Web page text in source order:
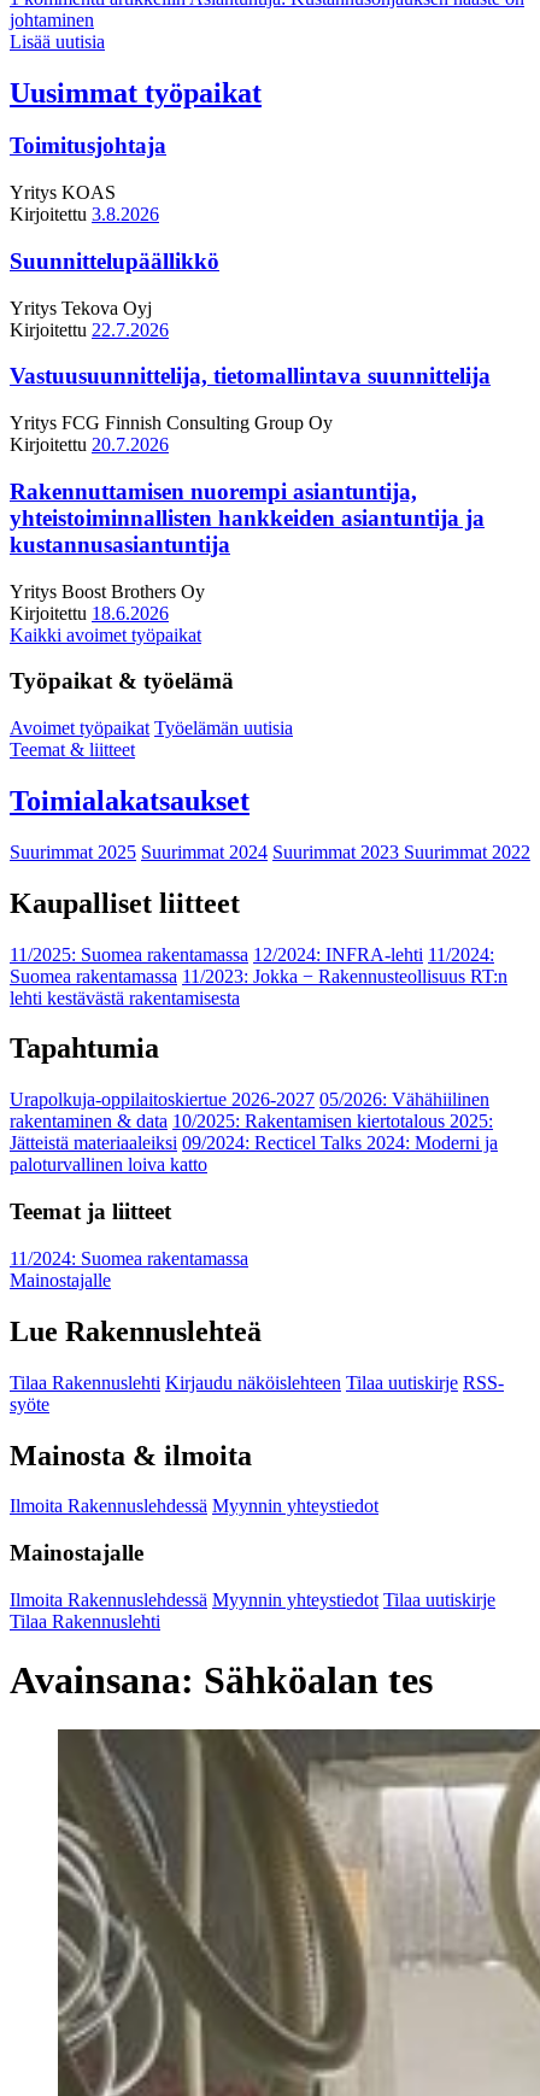
johtaminen
Lisää uutisia
Uusimmat työpaikat
Toimitusjohtaja
Yritys KOAS
Kirjoitettu 3.8.2026
Suunnittelupäällikkö
Yritys Tekova Oyj
Kirjoitettu 22.7.2026
Vastuusuunnittelija, tietomallintava suunnittelija
Yritys FCG Finnish Consulting Group Oy
Kirjoitettu 20.7.2026
Rakennuttamisen nuorempi asiantuntija,
yhteistoiminnallisten hankkeiden asiantuntija ja
kustannusasiantuntija
Yritys Boost Brothers Oy
Kirjoitettu 18.6.2026
Kaikki avoimet työpaikat
Työpaikat & työelämä
Avoimet työpaikat Työelämän uutisia
Teemat & liitteet
Toimialakatsaukset
Suurimmat 2025 Suurimmat 2024 Suurimmat 2023 Suurimmat 2022
Kaupalliset liitteet
11/2025: Suomea rakentamassa 12/2024: INFRA-lehti 11/2024:
Suomea rakentamassa 11/2023: Jokka − Rakennusteollisuus RT:n
lehti kestävästä rakentamisesta
Tapahtumia
Urapolkuja-oppilaitoskiertue 2026-2027 05/2026: Vähähiilinen
rakentaminen & data 10/2025: Rakentamisen kiertotalous 2025:
Jätteistä materiaaleiksi 09/2024: Recticel Talks 2024: Moderni ja
paloturvallinen loiva katto
Teemat ja liitteet
11/2024: Suomea rakentamassa
Mainostajalle
Lue Rakennuslehteä
Tilaa Rakennuslehti Kirjaudu näköislehteen Tilaa uutiskirje RSS-
syöte
Mainosta & ilmoita
Ilmoita Rakennuslehdessä Myynnin yhteystiedot
Mainostajalle
Ilmoita Rakennuslehdessä Myynnin yhteystiedot Tilaa uutiskirje
Tilaa Rakennuslehti
Avainsana: Sähköalan tes